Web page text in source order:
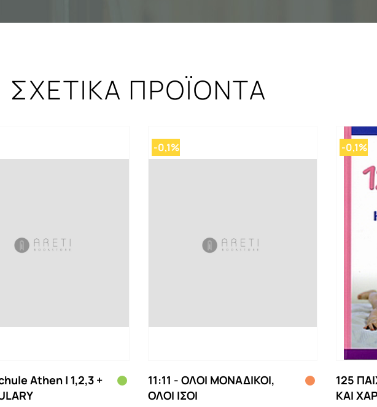
ΣΧΕΤΙΚΑ ΠΡΟΪΟΝΤΑ
Athen | 1,2,3 +
-0,1%
11:11 - ΟΛΟΙ ΜΟΝΑΔΙΚΟΙ,
ΟΛΟΙ ΙΣΟΙ
-0,1%
125
ΚΑΙ